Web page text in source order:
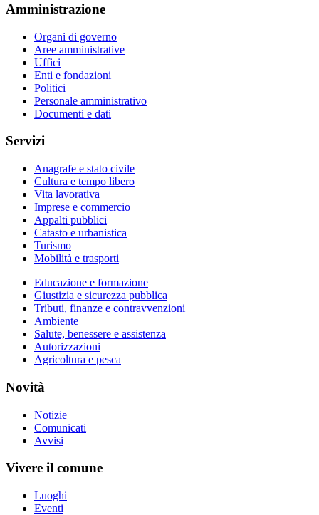
Amministrazione
Organi di governo
Aree amministrative
Uffici
Enti e fondazioni
Politici
Personale amministrativo
Documenti e dati
Servizi
Anagrafe e stato civile
Cultura e tempo libero
Vita lavorativa
Imprese e commercio
Appalti pubblici
Catasto e urbanistica
Turismo
Mobilità e trasporti
Educazione e formazione
Giustizia e sicurezza pubblica
Tributi, finanze e contravvenzioni
Ambiente
Salute, benessere e assistenza
Autorizzazioni
Agricoltura e pesca
Novità
Notizie
Comunicati
Avvisi
Vivere il comune
Luoghi
Eventi